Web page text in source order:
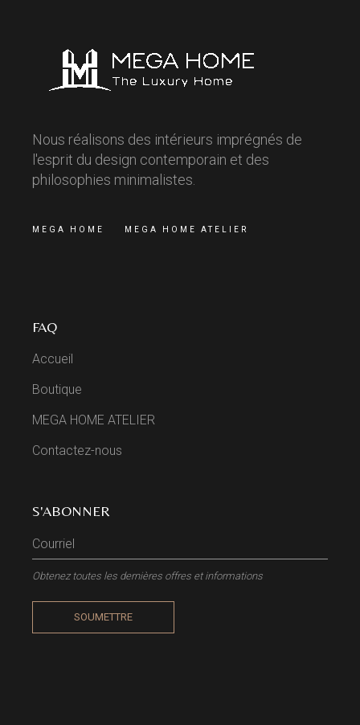
Nous réalisons des intérieurs imprégnés de
l'esprit du design contemporain et des
philosophies minimalistes.
MEGA HOME MEGA HOME ATELIER
FAQ
Accueil
Boutique
MEGA HOME ATELIER
Contactez-nous
S'ABONNER
Obtenez toutes les dernières offres et informations
SOUMETTRE